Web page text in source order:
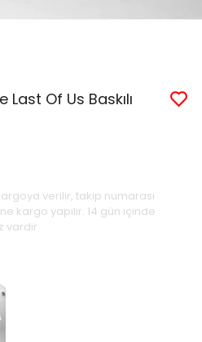
Last Of Us Baskılı
verilir, takip numarası
kargo yapılır. 14 gün içinde
vardır.